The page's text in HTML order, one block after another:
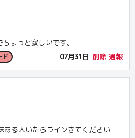
ょっと寂しいです。
ド 07月31日 削除 通報
ある人いたらラインきてください